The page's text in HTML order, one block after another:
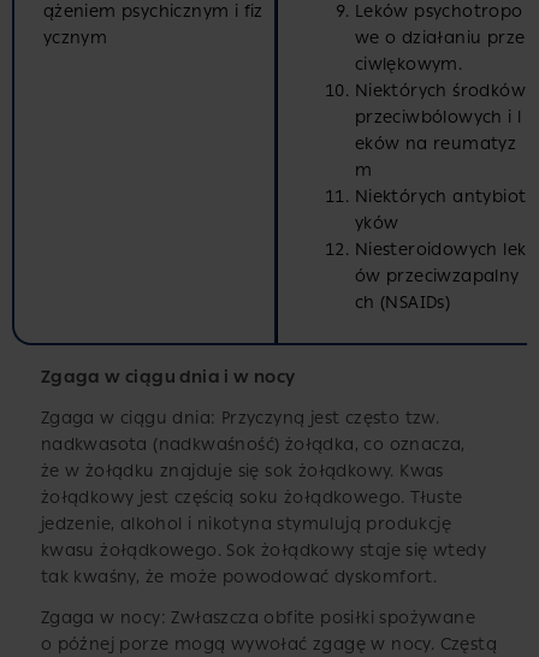
ążeniem psychicznym i fiz
ycznym
Leków psychotropo
we o działaniu prze
ciwlękowym.
Niektórych środków
przeciwbólowych i l
eków na reumatyz
m
Niektórych antybiot
yków
Niesteroidowych lek
ów przeciwzapalny
ch (NSAIDs)
Zgaga w ciągu dnia i w nocy
Zgaga w ciągu dnia: Przyczyną jest często tzw.
nadkwasota (nadkwaśność) żołądka, co oznacza,
że w żołądku znajduje się sok żołądkowy. Kwas
żołądkowy jest częścią soku żołądkowego. Tłuste
jedzenie, alkohol i nikotyna stymulują produkcję
kwasu żołądkowego. Sok żołądkowy staje się wtedy
tak kwaśny, że może powodować dyskomfort.
Zgaga w nocy: Zwłaszcza obfite posiłki spożywane
o późnej porze mogą wywołać zgagę w nocy. Częstą